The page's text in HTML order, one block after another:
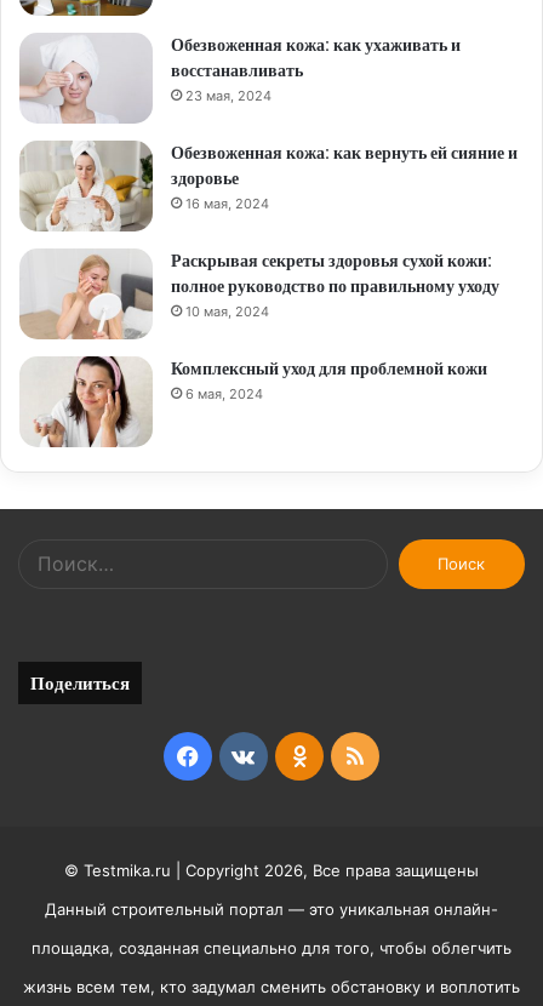
Обезвоженная кожа: как ухаживать и
восстанавливать
23 мая, 2024
Обезвоженная кожа: как вернуть ей сияние и
здоровье
16 мая, 2024
Раскрывая секреты здоровья сухой кожи:
полное руководство по правильному уходу
10 мая, 2024
Комплексный уход для проблемной кожи
6 мая, 2024
Найти:
Поделиться
Facebook
vk.comOdnoklassniki
RSS
© Testmika.ru | Copyright 2026, Все права защищены
Данный строительный портал — это уникальная онлайн-
площадка, созданная специально для того, чтобы облегчить
жизнь всем тем, кто задумал сменить обстановку и воплотить